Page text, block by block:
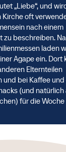
„Liebe“, und
Kirche oft
nach einem
zu beschreiben.
laden
Agape ein. Dort
Elternteilen
und bei Kaffee und
(und natürlich
für die Woche